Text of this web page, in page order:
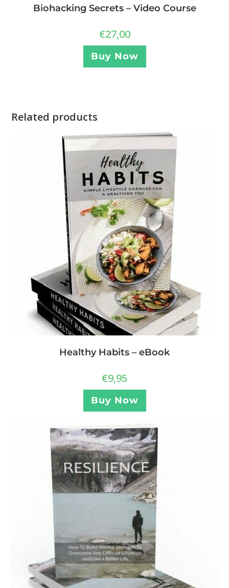
Biohacking Secrets – Video Course
€27,00
Buy Now
Related products
Healthy Habits – eBook
€9,95
Buy Now